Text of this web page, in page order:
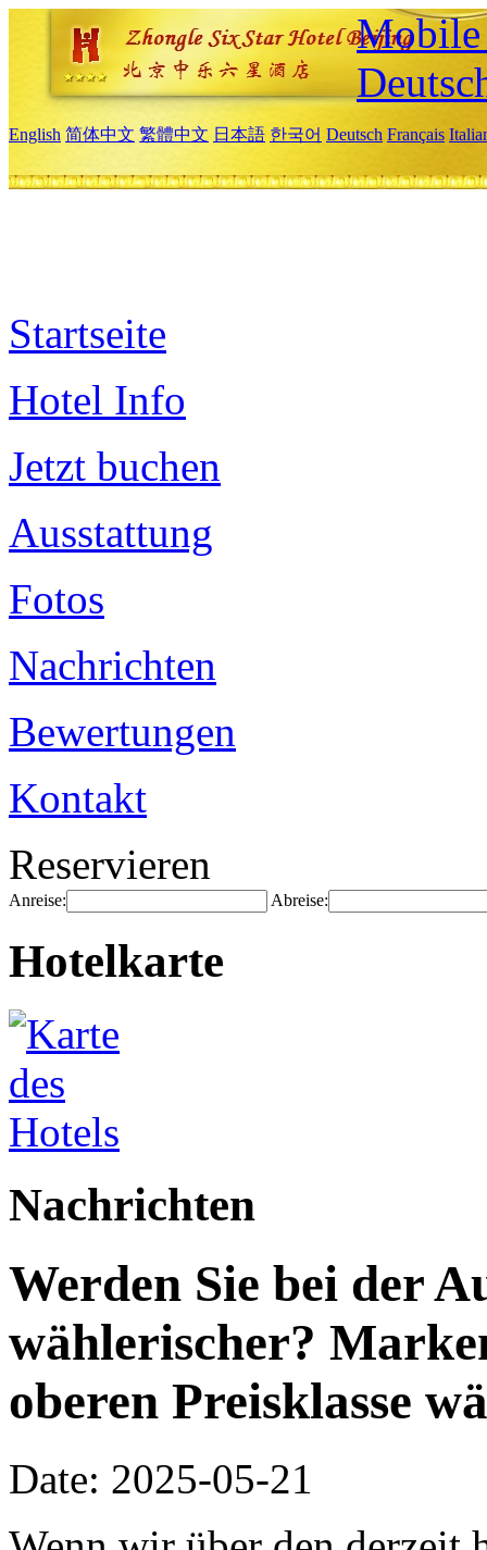
Mobile
English 简体中文 繁體中文 日本語 한국어 Deutsch Français
Startseite
Hotel Info
Jetzt buchen
Ausstattung
Fotos
Nachrichten
Bewertungen
Kontakt
Reservieren
Anreise: Abreise:
Hotelkarte
Nachrichten
Werden Sie bei der
wählerischer?
oberen Preisklasse
Date: 2025-05-21